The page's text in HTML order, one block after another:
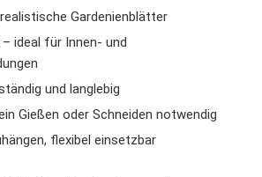
Gardenienblätter
ideal für Innen- und
und langlebig
Gießen oder Schneiden notwendig
flexibel einsetzbar